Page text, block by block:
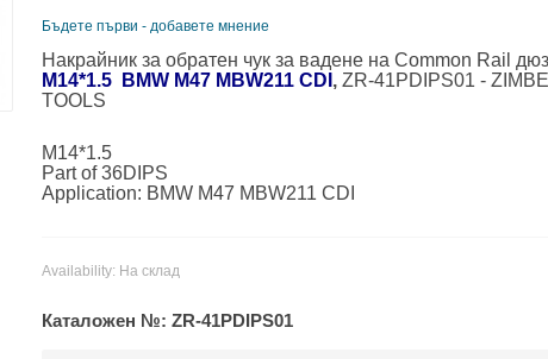
Бъдете първи - добавете мнение
Накрайник за обратен чук за вадене на Common Rail
M14*1.5 BMW M47 MBW211 CDI , ZR-41PDIPS01 -
TOOLS
M14*1.5
Part of 36DIPS
Application: BMW M47 MBW211 CDI
Availability: На склад
Каталожен №:ZR-41PDIPS01